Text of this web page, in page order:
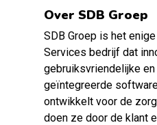
Over SDB Groep
SDB Groep is het
Services bedrijf dat
gebruiksvriendelijke
geïntegreerde
ontwikkelt voor de
doen ze door de klant